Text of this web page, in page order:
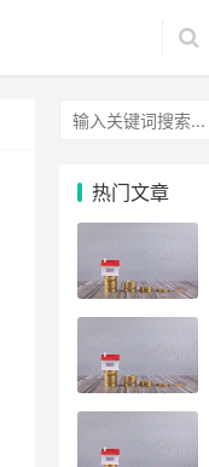
热门文章